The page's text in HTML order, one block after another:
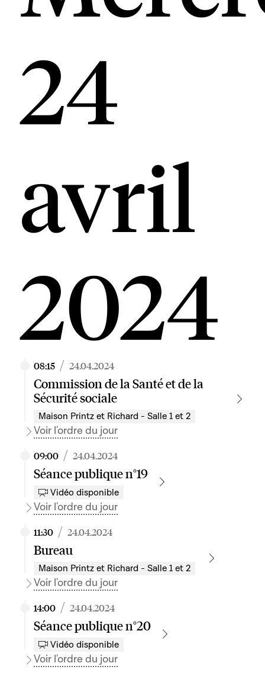
24
avril
2024
08:15 / 24.04.2024
Commission de la Santé et de la
Sécurité sociale
Maison Printz et Richard - Salle 1 et 2
Voir l'ordre du jour
09:00 / 24.04.2024
Séance publique n°19
Vidéo disponible
Voir l'ordre du jour
11:30 / 24.04.2024
Bureau
Maison Printz et Richard - Salle 1 et 2
Voir l'ordre du jour
14:00 / 24.04.2024
Séance publique n°20
Vidéo disponible
Voir l'ordre du jour